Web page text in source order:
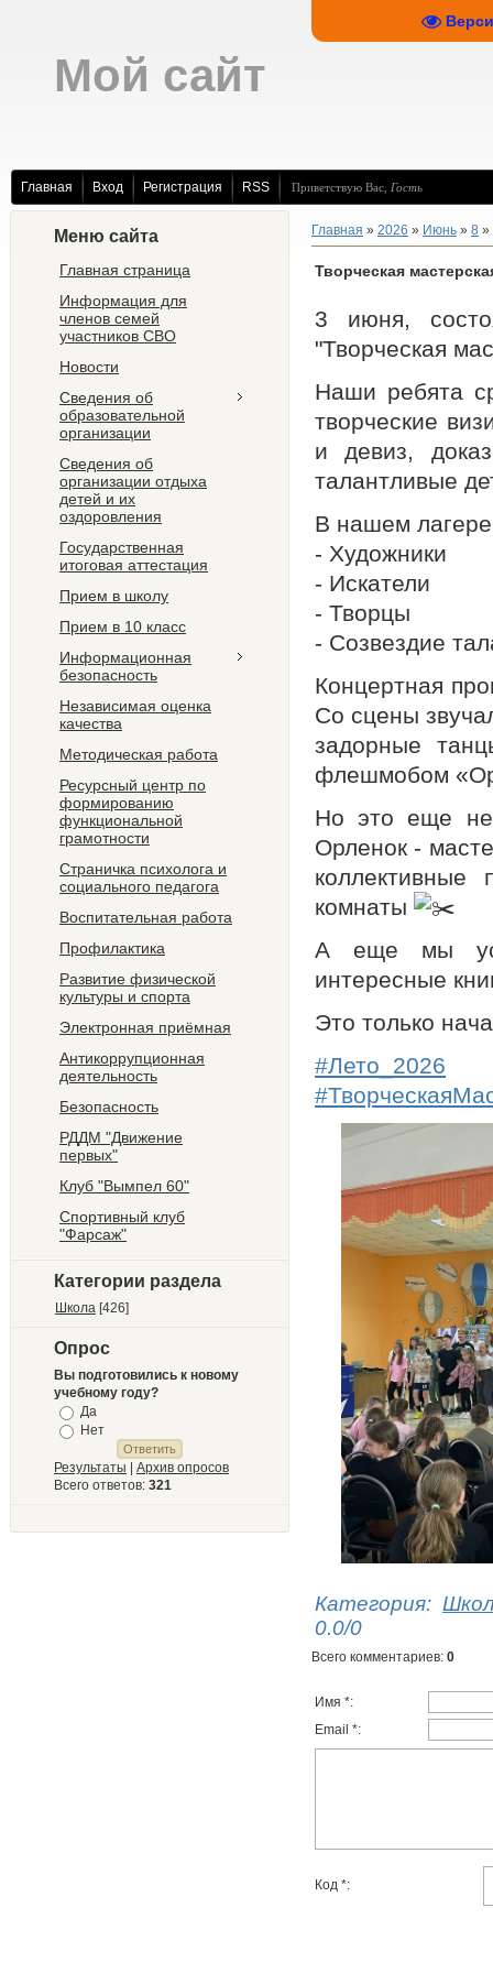
Мой сайт
Главная Вход Регистрация RSS Приветствую Вас Гость
Меню сайта
Главная страница
Информация для
членов семей
участников СВО
Новости
Сведения об
образовательной
организации
Сведения об
организации отдыха
детей и их
оздоровления
Государственная
итоговая аттестация
Прием в школу
Прием в 10 класс
Информационная
безопасность
Независимая оценка
качества
Методическая работа
Ресурсный центр по
формированию
функциональной
грамотности
Страничка психолога и
социального педагога
Воспитательная работа
Профилактика
Развитие физической
культуры и спорта
Электронная приёмная
Антикоррупционная
деятельность
Безопасность
РДДМ "Движение
первых"
Клуб "Вымпел 60"
Спортивный клуб
"Фарсаж"
Категории раздела
Школа [426]
Опрос
Вы подготовились к новому
учебному году?
Да
Нет
Результаты | Архив опросов
Всего ответов: 321
Главная » 2026 » Июнь » 8 »
Творческая
3 июня,
"Творческая
Наши ребята
творческие
и девиз,
талантливые
В нашем
- Художники
- Искатели
- Творцы
- Созвездие
Концертная
Со сцены
задорные
флешмобом
Но это еще не
Орленок -
комнаты ️
А еще мы
интересные
Это только
#Лето_2026
Категория:
0.0/0
Всего комментариев: 0
Имя *:
Email *:
Код *: